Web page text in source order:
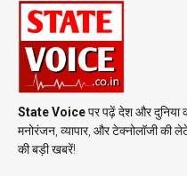
State Voiceपर पढ़ें देश और दुनिया
मनोरंजन, व्यापार, और टेक्नोलॉजी
की बड़ी खबरें!